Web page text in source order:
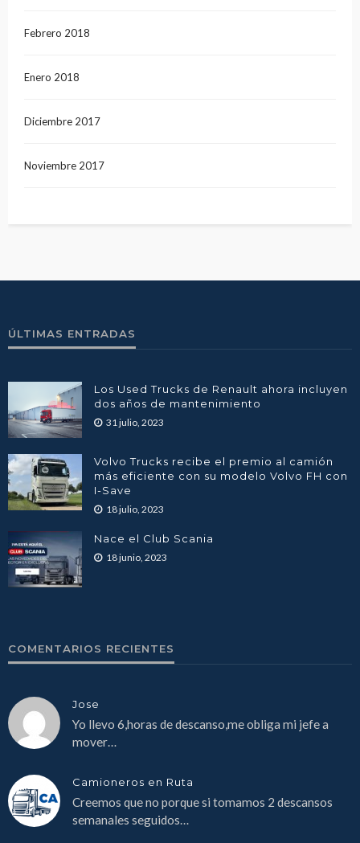
Febrero 2018
Enero 2018
Diciembre 2017
Noviembre 2017
ÚLTIMAS ENTRADAS
Los Used Trucks de Renault ahora incluyen
dos años de mantenimiento
31 julio, 2023
Volvo Trucks recibe el premio al camión
más eficiente con su modelo Volvo FH con
I-Save
18 julio, 2023
Nace el Club Scania
18 junio, 2023
COMENTARIOS RECIENTES
Jose
Yo llevo 6,horas de descanso,me obliga mi jefe a
mover…
Camioneros en Ruta
Creemos que no porque si tomamos 2 descansos
semanales seguidos…